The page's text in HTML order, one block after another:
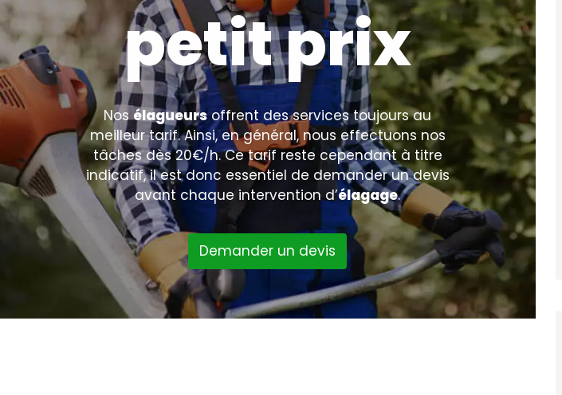
petit prix
Nosélagueursoffrent des services toujours au
meilleur tarif. Ainsi, en général, nous effectuons nos
tâches dès 20€/h. Ce tarif reste cependant à titre
indicatif, il est donc essentiel de demander un devis
avant chaque intervention d’élagage.
Demander un devis